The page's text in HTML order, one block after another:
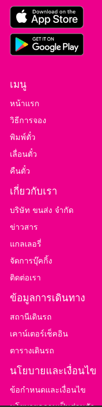
เมนู
หน้าแรก
วิธีการจอง
พิมพ์ตั๋ว
เลื่อนตั๋ว
คืนตั๋ว
เกี่ยวกับเรา
บริษัท ขนส่ง จำกัด
ข่าวสาร
แกลเลอรี่
จัดการบุ๊คกิ้ง
ติดต่อเรา
ข้อมูลการเดินทาง
สถานีเดินรถ
เคาน์เตอร์เช็คอิน
ตารางเดินรถ
นโยบายและเงื่อนไข
ข้อกำหนดและเงื่อนไข